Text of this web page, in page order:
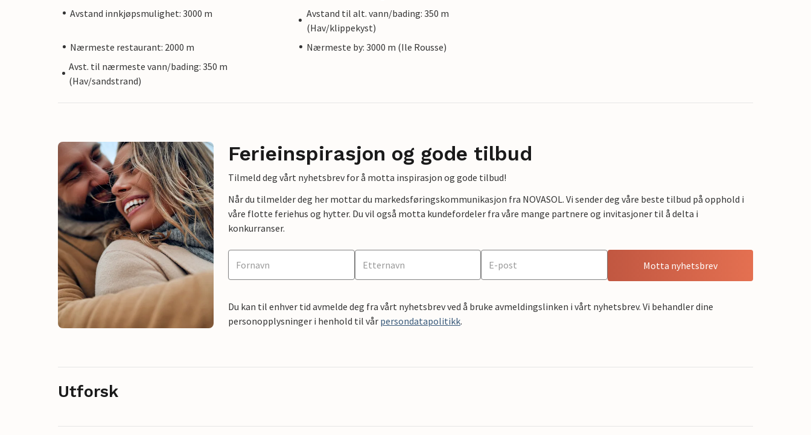
Avstand innkjøpsmulighet: 3000 m
Avstand til alt. vann/bading: 350 m
(Hav/klippekyst)
Nærmeste restaurant: 2000 m
Nærmeste by: 3000 m (Ile Rousse)
Avst. til nærmeste vann/bading: 350 m
(Hav/sandstrand)
Ferieinspirasjon og gode tilbud
Tilmeld deg vårt nyhetsbrev for å motta inspirasjon og gode tilbud!
Når du tilmelder deg her mottar du markedsføringskommunikasjon fra NOVASOL. Vi sender deg våre beste tilbud på opphold i
våre flotte feriehus og hytter. Du vil også motta kundefordeler fra våre mange partnere og invitasjoner til å delta i
konkurranser.
Motta nyhetsbrev
Du kan til enhver tid avmelde deg fra vårt nyhetsbrev ved å bruke avmeldingslinken i vårt nyhetsbrev. Vi behandler dine
personopplysninger i henhold til vår persondatapolitikk.
Utforsk